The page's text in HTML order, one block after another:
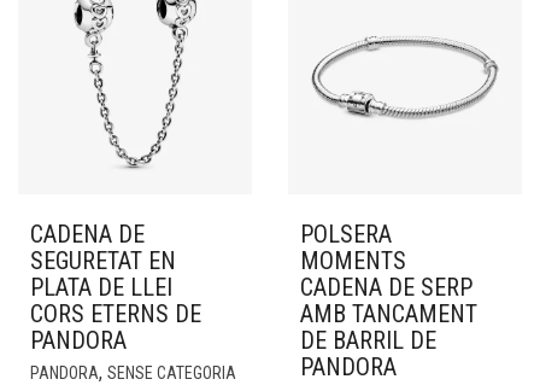
CADENA DE
SEGURETAT EN
PLATA DE LLEI
CORS ETERNS DE
PANDORA
PANDORA, SENSE CATEGORIA
POLSERA
MOMENTS
CADENA DE SERP
AMB TANCAMENT
DE BARRIL DE
PANDORA